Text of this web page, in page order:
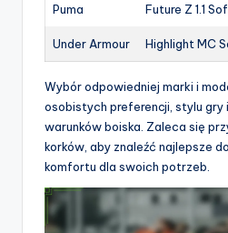
Puma Future Z 1.1
Under Armour Highlight MC
Wybór odpowiedniej marki i
osobistych preferencji, stylu gry
warunków boiska. Zaleca się
korków, aby znaleźć najlepsze
komfortu dla swoich potrzeb.